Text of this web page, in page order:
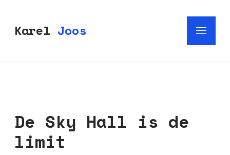
Karel Joos
De Sky Hall is de
limit